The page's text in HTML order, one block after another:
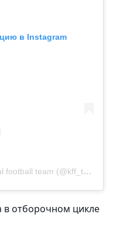
в Instagram
Публикация от Kazakhstan national football team (@kff_team)
в отборочном цикле